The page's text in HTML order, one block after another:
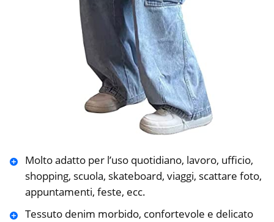
Molto adatto per l’uso quotidiano, lavoro, ufficio,
shopping, scuola, skateboard, viaggi, scattare foto,
appuntamenti, feste, ecc.
Tessuto denim morbido, confortevole e delicato